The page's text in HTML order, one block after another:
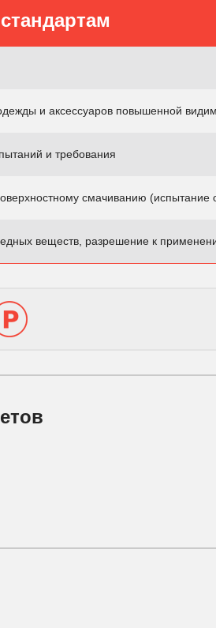
и аксессуаров повышенной
и требования
смачиванию (испытание
веществ, разрешение к